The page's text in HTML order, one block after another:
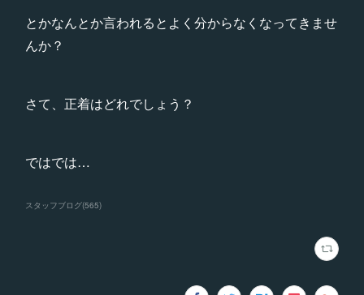
とかなんとか言われるとよく分からなくなってきませ
んか？
さて、正着はどれでしょう？
ではでは…
スタッフブログ(565)